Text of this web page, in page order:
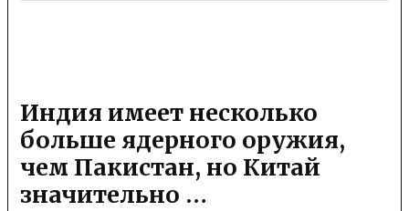
Индия имеет несколько
больше ядерного оружия,
чем Пакистан, но Китай
значительно …